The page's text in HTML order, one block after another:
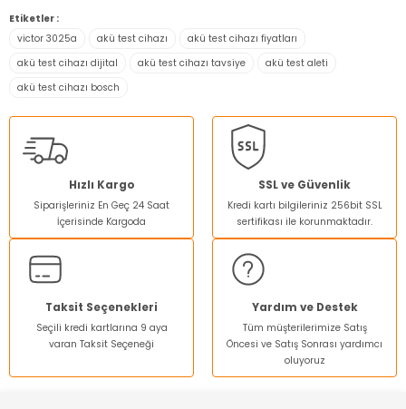
konularda yetersiz gördüğünüz noktaları öneri formunu
kullanarak tarafımıza iletebilirsiniz.
Görüş ve önerileriniz için teşekkür ederiz.
Ürün resmi kalitesiz, bozuk veya görüntülenemiyor.
Ürün açıklamasında eksik bilgiler bulunuyor.
Ürün bilgilerinde hatalar bulunuyor.
Ürün fiyatı diğer sitelerden daha pahalı.
Bu ürüne benzer farklı alternatifler olmalı.
Etiketler :
victor 3025a
akü test cihazı
akü test cihazı fiyatları
akü test cihazı dijital
akü test cihazı tavsiye
akü test aleti
akü test cihazı bosch
Hızlı Kargo
Siparişleriniz En Geç 24 Saat
İçerisinde Kargoda
SSL ve Güvenlik
Kredi kartı bilgileriniz 256bit SSL
sertifikası ile korunmaktadır.
Taksit Seçenekleri
Seçili kredi kartlarına 9 aya
varan Taksit Seçeneği
Yardım ve Destek
Tüm müşterilerimize Satış
Öncesi ve Satış Sonrası yardımcı
oluyoruz